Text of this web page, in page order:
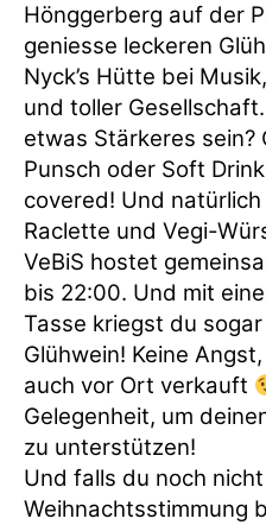
Hönggerberg auf der
geniesse leckeren
Nyck’s Hütte bei
und toller
etwas Stärkeres sein?
Punsch oder Soft
covered! Und
Raclette und Vegi-
VeBiS hostet
bis 22:00. Und mit
Tasse kriegst du
Glühwein! Keine
auch vor Ort verkauft
Gelegenheit, um
zu unterstützen!
Und falls du noch
Weihnachtsstimmung